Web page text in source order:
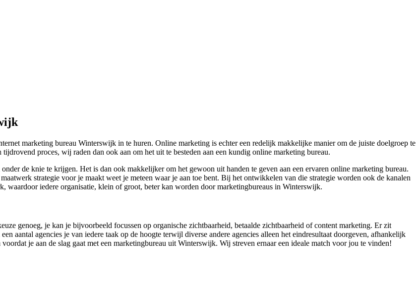
marketing bureau Winterswijk in te huren. Online marketing is echter een redelijk makkelijke manier om de juiste doelgroep te
proces, wij raden dan ook aan om het uit te besteden aan een kundig online marketing bureau.
de knie te krijgen. Het is dan ook makkelijker om het gewoon uit handen te geven aan een ervaren online marketing bureau.
strategie voor je maakt weet je meteen waar je aan toe bent. Bij het ontwikkelen van die strategie worden ook de kanalen
waardoor iedere organisatie, klein of groot, beter kan worden door marketingbureaus in Winterswijk.
genoeg, je kan je bijvoorbeeld focussen op organische zichtbaarheid, betaalde zichtbaarheid of content marketing. Er zit
aantal agencies je van iedere taak op de hoogte terwijl diverse andere agencies alleen het eindresultaat doorgeven, afhankelijk
je aan de slag gaat met een marketingbureau uit Winterswijk. Wij streven ernaar een ideale match voor jou te vinden!